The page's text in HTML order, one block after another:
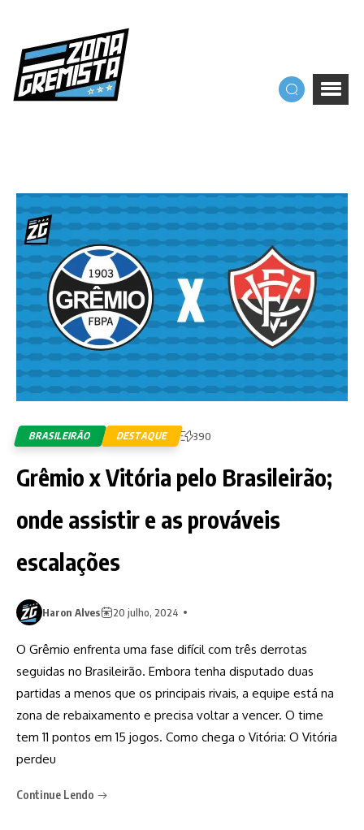
BRASILEIRÃO DESTAQUE 390
Grêmio x Vitória pelo Brasileirão;
onde assistir e as prováveis
escalações
Haron Alves 20 julho, 2024
O Grêmio enfrenta uma fase difícil com três derrotas
seguidas no Brasileirão. Embora tenha disputado duas
partidas a menos que os principais rivais, a equipe está na
zona de rebaixamento e precisa voltar a vencer. O time
tem 11 pontos em 15 jogos. Como chega o Vitória: O Vitória
perdeu
Continue Lendo